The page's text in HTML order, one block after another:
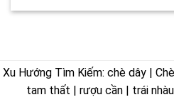
Xu Hướng Tìm Kiếm: chè dây |
tam thất | rượu cần | trái